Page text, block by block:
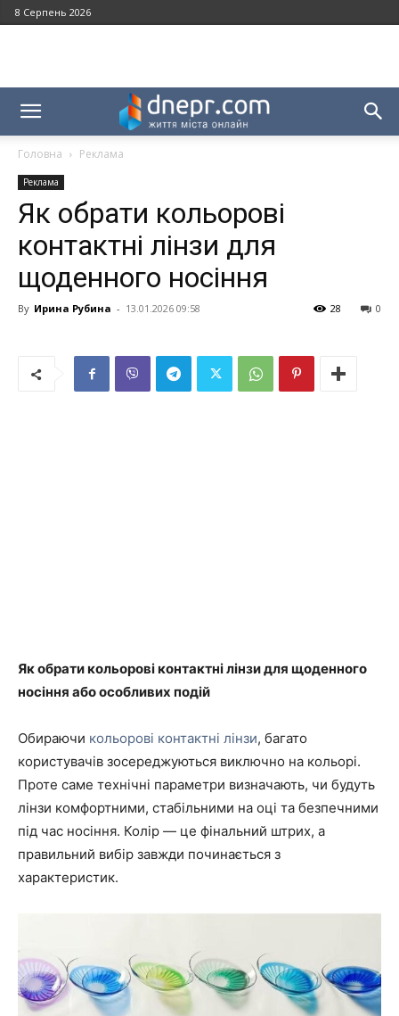
8 Серпень 2026
Головна Реклама
Реклама
Як обрати кольорові
контактні лінзи для
щоденного носіння
By Ирина Рубина - 13.01.2026 09:58 0
28
Як обрати кольорові контактні лінзи для щоденного
носіння або особливих подій
Обираючи кольорові контактні лінзи, багато
користувачів зосереджуються виключно на кольорі.
Проте саме технічні параметри визначають, чи будуть
лінзи комфортними, стабільними на оці та безпечними
під час носіння. Колір — це фінальний штрих, а
правильний вибір завжди починається з
характеристик.